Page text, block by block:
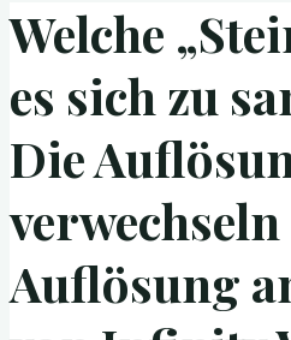
Welche
es sich zu
Die
Auflösung